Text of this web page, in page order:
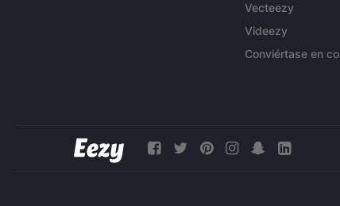
Vecteezy
Videezy
Conviértase en